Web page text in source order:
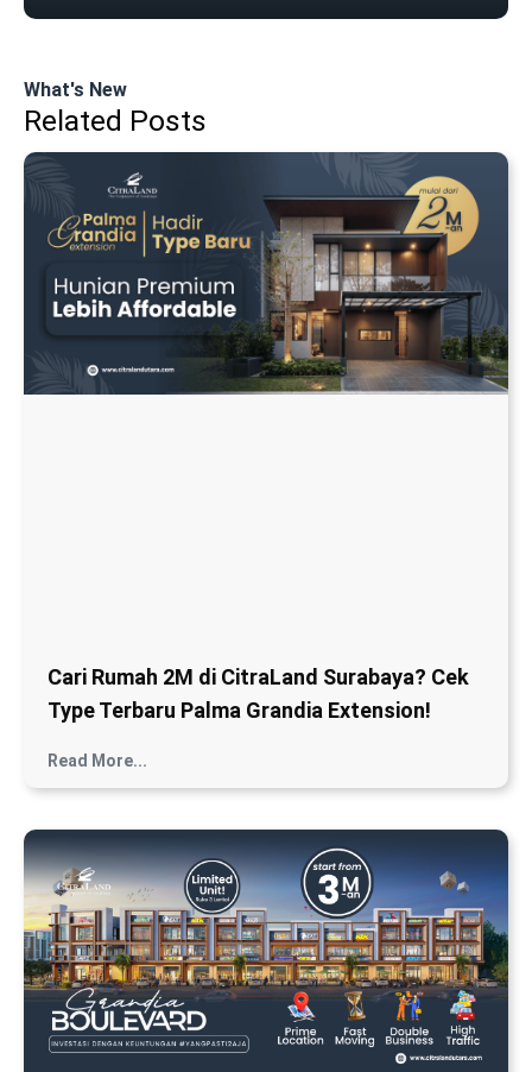
What's New
Related Posts
Cari Rumah 2M di CitraLand Surabaya? Cek
Type Terbaru Palma Grandia Extension!
Read More...